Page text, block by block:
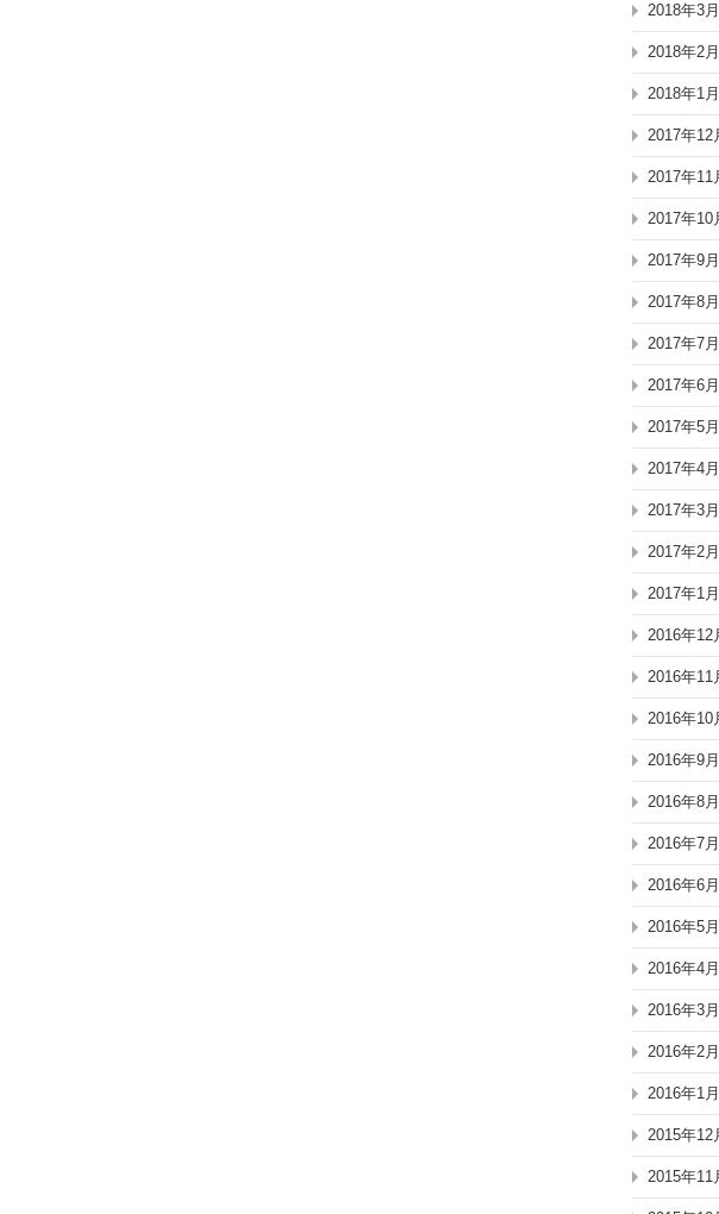
2018年3月
2018年2月
2018年1月
2017年12
2017年11
2017年10
2017年9月
2017年8月
2017年7月
2017年6月
2017年5月
2017年4月
2017年3月
2017年2月
2017年1月
2016年12
2016年11
2016年10
2016年9月
2016年8月
2016年7月
2016年6月
2016年5月
2016年4月
2016年3月
2016年2月
2016年1月
2015年12
2015年11